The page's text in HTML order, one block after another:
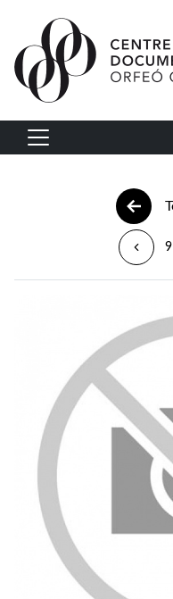
Vés al contingut
Navegació